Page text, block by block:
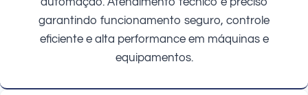
garantindo funcionamento seguro, controle
eficiente e alta performance em máquinas e
equipamentos.